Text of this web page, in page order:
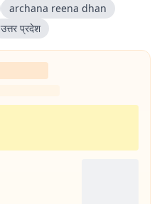
archana reena dhan
उत्तर प्रदेश